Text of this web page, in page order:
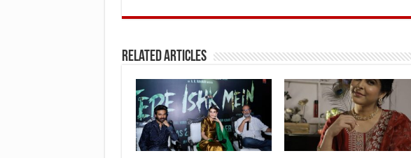
ce
o
o
k
it
r
at
A
p
p
ai ar
Related Articles